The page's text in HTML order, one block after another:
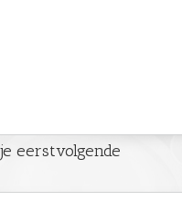
eerstvolgende